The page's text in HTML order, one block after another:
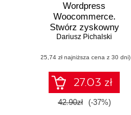
Wordpress
Woocommerce.
Stwórz zyskowny
sklep internetowy
Dariusz Pichalski
(25,74 zł najniższa cena z 30 dni)
27.03 zł
42.90zł (-37%)